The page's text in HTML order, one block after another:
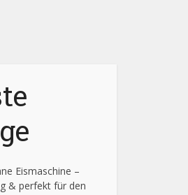
Eismaschine –
& perfekt für den